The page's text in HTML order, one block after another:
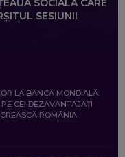
SOCIALĂ CARE
SESIUNII
LA BANCA MONDIALĂ:
CEI DEZAVANTAJAȚI
ROMÂNIA